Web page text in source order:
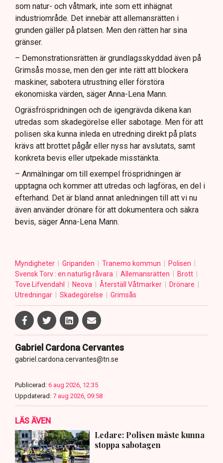
som natur- och våtmark, inte som ett inhägnat
industriområde. Det innebär att allemansrätten i
grunden gäller på platsen. Men den rätten har sina
gränser.
– Demonstrationsrätten är grundlagsskyddad även på
Grimsås mosse, men den ger inte rätt att blockera
maskiner, sabotera utrustning eller förstöra
ekonomiska värden, säger Anna-Lena Mann.
Ogräsfröspridningen och de igengrävda dikena kan
utredas som skadegörelse eller sabotage. Men för att
polisen ska kunna inleda en utredning direkt på plats
krävs att brottet pågår eller nyss har avslutats, samt
konkreta bevis eller utpekade misstänkta.
– Anmälningar om till exempel fröspridningen är
upptagna och kommer att utredas och lagföras, en del i
efterhand. Det är bland annat anledningen till att vi nu
även använder drönare för att dokumentera och säkra
bevis, säger Anna-Lena Mann.
Myndigheter Gripanden Tranemo kommun
Polisen
Svensk Torv : en naturlig råvara
Allemansrätten
Brott
Tove Lifvendahl
Neova Återställ Våtmarker
Drönare
Utredningar
Skadegörelse Grimsås
Gabriel Cardona Cervantes
gabriel.cardona.cervantes@tn.se
Publicerad: 6 aug 2026, 12:35
Uppdaterad: 7 aug 2026, 09:58
LÄS ÄVEN
Ledare: Polisen måste kunna
stoppa sabotagen